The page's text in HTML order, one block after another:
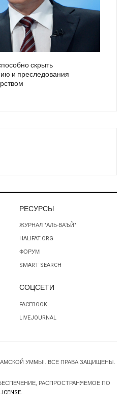
скрыть
и преследования
РЕСУРСЫ
ЖУРНАЛ "АЛЬ-ВАЪЙ"
HALIFAT.ORG
ФОРУМ
SMART SEARCH
СОЦСЕТИ
FACEBOOK
LIVEJOURNAL
УММЫ!. ВСЕ ПРАВА ЗАЩИЩЕНЫ.
РАСПРОСТРАНЯЕМОЕ ПО
.